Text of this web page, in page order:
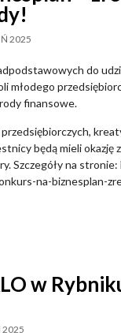
2025
do
młodego
finansowe.
będą mieli
Szczegóły na
na-biznesplan-
w
2025